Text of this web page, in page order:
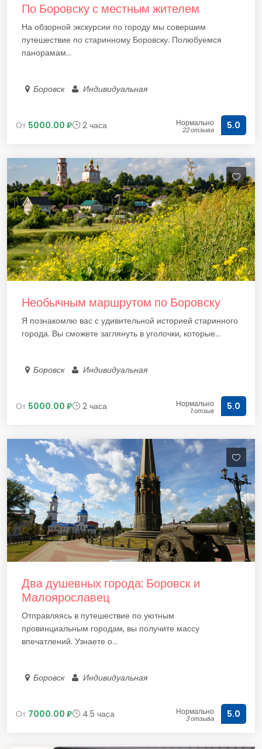
По Боровску с местным жителем
На обзорной экскурсии по городу мы совершим
путешествие по старинному Боровску. Полюбуемся
панорамам...
Боровск Индивидуальная
От 5000.00 ₽ 2 часа Нормально
22 отзыва 5.0
Необычным маршрутом по Боровску
Я познакомлю вас с удивительной историей старинного
города. Вы сможете заглянуть в уголочки, которые...
Боровск Индивидуальная
От 5000.00 ₽ 2 часа Нормально
1 отзыв 5.0
Два душевных города: Боровск и
Малоярославец
Отправляясь в путешествие по уютным
провинциальным городам, вы получите массу
впечатлений. Узнаете о...
Боровск Индивидуальная
От 7000.00 ₽ 4.5 часа Нормально
3 отзыва 5.0